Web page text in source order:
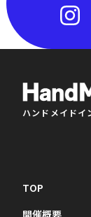
ハンドメイドイ
TOP
開催概要